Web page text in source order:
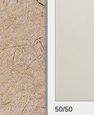
50/50